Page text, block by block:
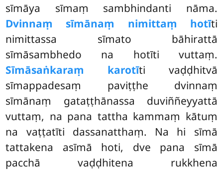
sīmāya sīmaṃ sambhindanti nāma.
Dvinnaṃ sīmānaṃ nimittaṃ hotīti
nimittassa sīmato bāhirattā
sīmāsambhedo na hotīti vuttaṃ.
Sīmāsaṅkaraṃ karotīti vaḍḍhitvā
sīmappadesaṃ paviṭṭhe dvinnaṃ
sīmānaṃ gataṭṭhānassa duviññeyyattā
vuttaṃ, na pana tattha kammaṃ kātuṃ
na vaṭṭatīti dassanatthaṃ. Na hi sīmā
tattakena asīmā hoti, dve pana sīmā
pacchā vaḍḍhitena rukkhena